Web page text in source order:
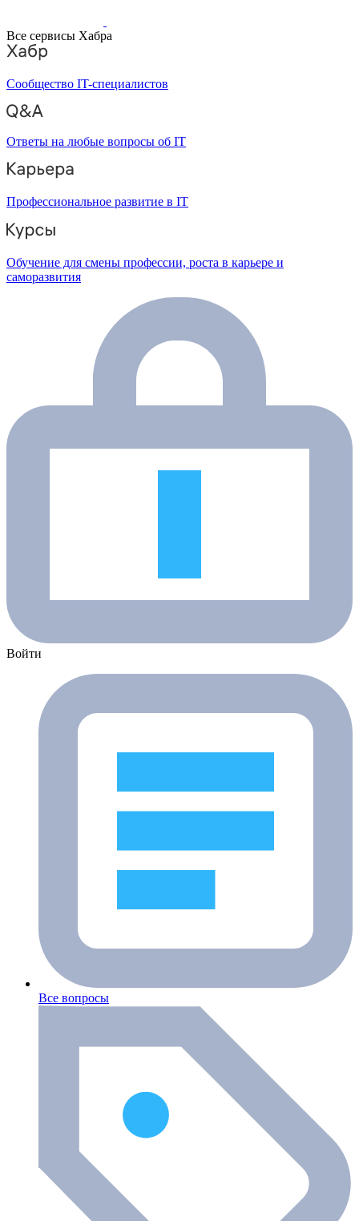
Все сервисы Хабра
Сообщество IT-специалистов
Ответы на любые вопросы об IT
Профессиональное развитие в IT
Обучение для смены профессии, роста в карьере и
саморазвития
Войти
Все вопросы